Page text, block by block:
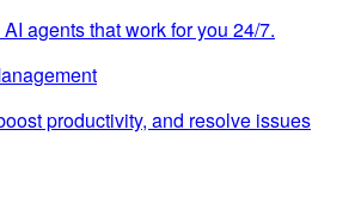
agents that work for you 24/7.
productivity, and resolve issues